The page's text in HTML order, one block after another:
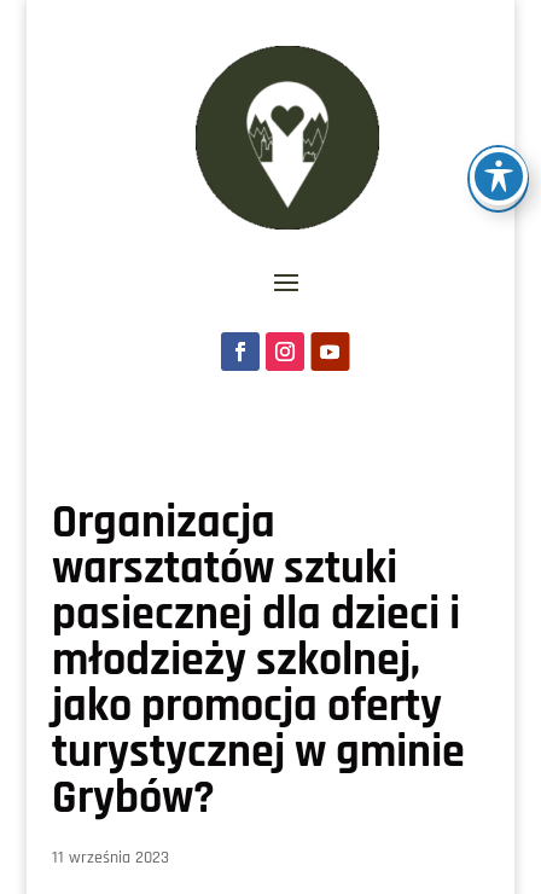
Organizacja
warsztatów sztuki
pasiecznej dla dzieci i
młodzieży szkolnej,
jako promocja oferty
turystycznej w gminie
Grybów?
11 września 2023